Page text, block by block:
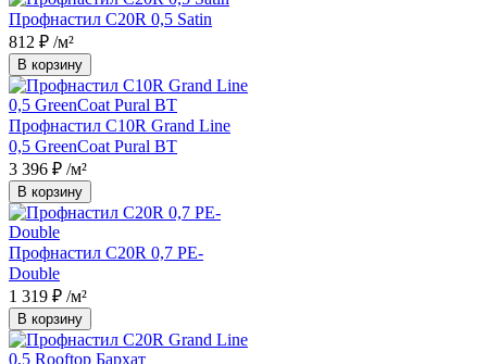
Профнастил С20R 0,5 Satin
812 ₽ /м²
В корзину
Профнастил С10R Grand Line
0,5 GreenCoat Pural BT
3 396 ₽ /м²
В корзину
Профнастил С20R 0,7 PE-
Double
1 319 ₽ /м²
В корзину